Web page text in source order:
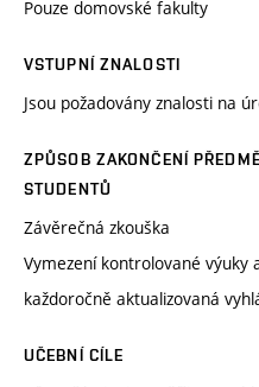
Pouze domovské fakulty
VSTUPNÍ ZNALOSTI
Jsou požadovány znalosti na
ZPŮSOB ZAKONČENÍ
STUDENTŮ
Závěrečná zkouška
Vymezení kontrolované výuky
každoročně aktualizovaná
UČEBNÍ CÍLE